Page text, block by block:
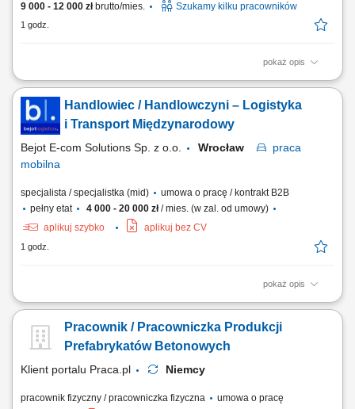
9 000 - 12 000 złbrutto/mies. Szukamy kilku pracowników
1 godz.
pokaż opis
Miejsce pracy: Warszawa i okolice (do 30k) Opis stanowiska:
harmonogramem oraz dokumentacją techniczną. Współpraca z
inwestorem, projektantami i podwykonawcami na każdym etapie
inwestycji. Przygotowywanie raportów, dokumentacji...
Handlowiec / Handlowczyni – Logistyka
i Transport Międzynarodowy
Bejot E-com Solutions Sp. z o.o. Wrocław
praca
mobilna
specjalista / specjalistka (mid)
umowa o pracę / kontrakt B2B
pełny etat
4 000 - 20 000 zł/ mies. (w zal. od umowy)
aplikuj szybko
aplikuj bez CV
1 godz.
pokaż opis
Opis stanowiska: Aktywne pozyskiwanie klientów z rynku B2B oraz
sprzedażowego – od pierwszego kontaktu po finalizację umowy.
Budowanie długofalowych relacji z klientami oraz partnerami
Pracownik / Pracowniczka Produkcji
Prefabrykatów Betonowych
Klient portalu Praca.pl Niemcy
pracownik fizyczny / pracowniczka fizyczna
umowa o pracę